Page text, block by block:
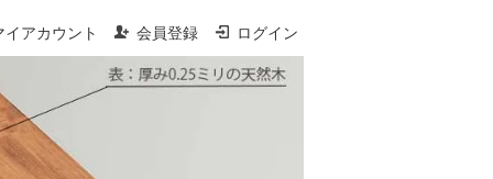
イアカウント 会員登録 ログイン